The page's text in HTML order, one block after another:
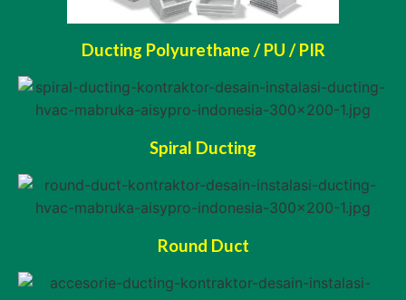
Ducting Polyurethane / PU / PIR
Spiral Ducting
Round Duct